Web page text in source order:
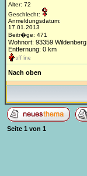
Alter: 72
Geschlecht:
Anmeldungsdatum:
17.01.2013
Beitr�ge: 471
Wohnort: 93359 Wildenberg
Entfernung: 0 km
Nach oben
Seite 1 von 1